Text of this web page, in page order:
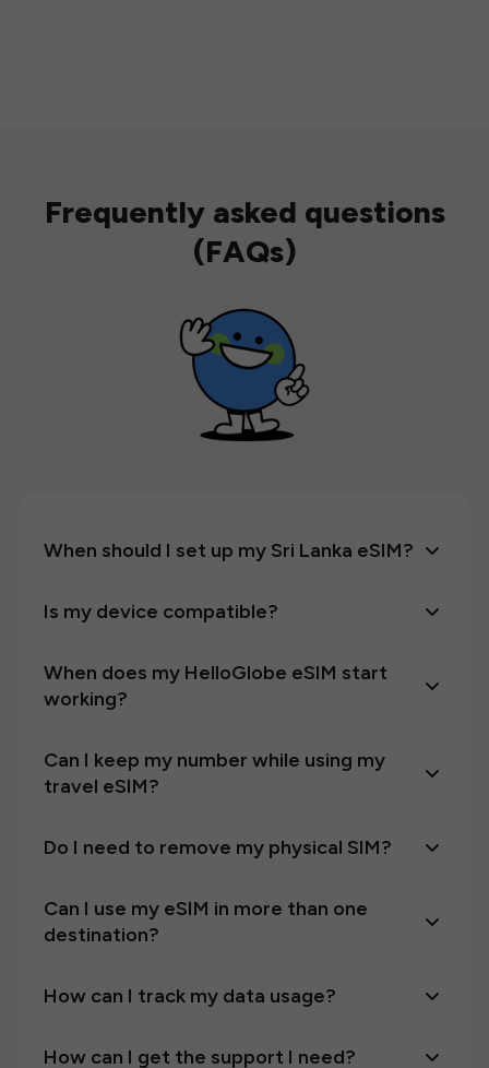
Frequently asked questions
(FAQs)
When should I set up my Sri Lanka eSIM?
Is my device compatible?
When does my HelloGlobe eSIM start
working?
Can I keep my number while using my
travel eSIM?
Do I need to remove my physical SIM?
Can I use my eSIM in more than one
destination?
How can I track my data usage?
How can I get the support I need?